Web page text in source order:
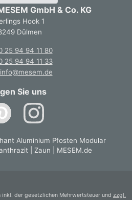
GmbH & Co. KG
Hook 1
Dülmen
25 94 94 11 80
25 94 94 11 33
info@mesem.de
Sie uns
Aluminium Pfosten Modular
| Zaun | MESEM.de
inkl. der gesetzlichen Mehrwertsteuer und zzgl.